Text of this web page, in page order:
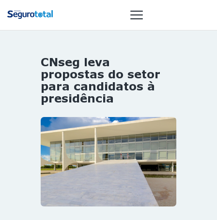
NOTÍCIAS
REVISTA
ESPECIAIS
OURO
ST SUMMIT
MULHERES
GESTORAS
HOME
CNseg leva
propostas do setor
para candidatos à
presidência